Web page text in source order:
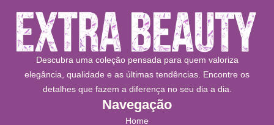
Descubra uma coleção pensada para quem valoriza
elegância, qualidade e as últimas tendências. Encontre os
detalhes que fazem a diferença no seu dia a dia.
Navegação
Home